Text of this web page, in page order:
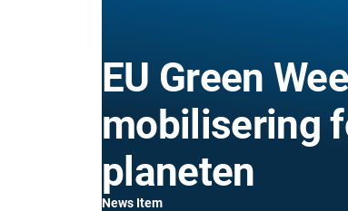
EU Green
mobilisering
planeten
News Item